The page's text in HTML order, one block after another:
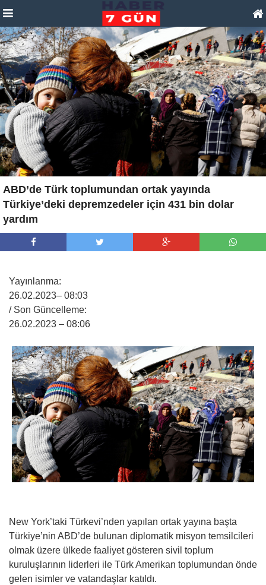
ABD’de Türk toplumundan ortak yayında
Türkiye’deki depremzedeler için 431 bin dolar
yardım
Yayınlanma:
26.02.2023– 08:03
/ Son Güncelleme:
26.02.2023 – 08:06
New York’taki Türkevi’nden yapılan ortak yayına başta
Türkiye’nin ABD’de bulunan diplomatik misyon temsilcileri
olmak üzere ülkede faaliyet gösteren sivil toplum
kuruluşlarının liderleri ile Türk Amerikan toplumundan önde
gelen isimler ve vatandaşlar katıldı.